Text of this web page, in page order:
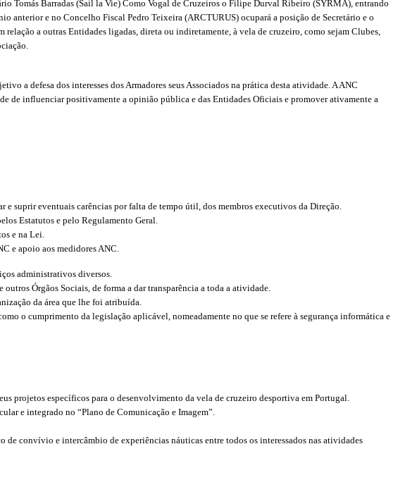
Tomás Barradas (Sail la Vie) Como Vogal de Cruzeiros o Filipe Durval Ribeiro (SYRMA), entrando
anterior e no Concelho Fiscal Pedro Teixeira (ARCTURUS) ocupará a posição de Secretário e o
a outras Entidades ligadas, direta ou indiretamente, à vela de cruzeiro, como sejam Clubes,
a defesa dos interesses dos Armadores seus Associados na prática desta atividade. A ANC
de influenciar positivamente a opinião pública e das Entidades Oficiais e promover ativamente a
suprir eventuais carências por falta de tempo útil, dos membros executivos da Direção.
Estatutos e pelo Regulamento Geral.
e na Lei.
e apoio aos medidores ANC.
administrativos diversos.
Órgãos Sociais, de forma a dar transparência a toda a atividade.
da área que lhe foi atribuída.
o cumprimento da legislação aplicável, nomeadamente no que se refere à segurança informática e
projetos específicos para o desenvolvimento da vela de cruzeiro desportiva em Portugal.
e integrado no “Plano de Comunicação e Imagem”.
convívio e intercâmbio de experiências náuticas entre todos os interessados nas atividades